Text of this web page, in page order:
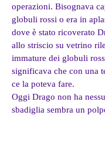
operazioni. Bisognava
globuli rossi o era in
dove è stato ricoverato
allo striscio su vetrino
immature dei globuli
significava che con una
ce la poteva fare.
Oggi Drago non ha
sbadiglia sembra un